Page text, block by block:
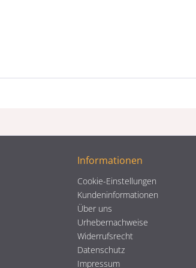
Informationen
Cookie-Einstellungen
Kundeninformationen
Über uns
Urhebernachweise
Widerrufsrecht
Datenschutz
Impressum